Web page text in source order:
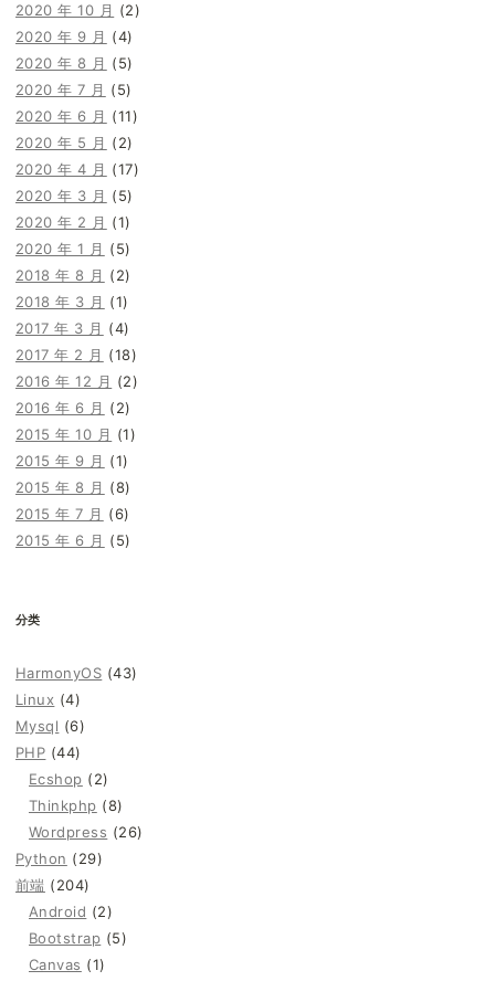
2020 年 10 月 (2)
2020 年 9 月 (4)
2020 年 8 月 (5)
2020 年 7 月 (5)
2020 年 6 月 (11)
2020 年 5 月 (2)
2020 年 4 月 (17)
2020 年 3 月 (5)
2020 年 2 月 (1)
2020 年 1 月 (5)
2018 年 8 月 (2)
2018 年 3 月 (1)
2017 年 3 月 (4)
2017 年 2 月 (18)
2016 年 12 月 (2)
2016 年 6 月 (2)
2015 年 10 月 (1)
2015 年 9 月 (1)
2015 年 8 月 (8)
2015 年 7 月 (6)
2015 年 6 月 (5)
分类
HarmonyOS (43)
Linux (4)
Mysql (6)
PHP (44)
Ecshop (2)
Thinkphp (8)
Wordpress (26)
Python (29)
前端 (204)
Android (2)
Bootstrap (5)
Canvas (1)